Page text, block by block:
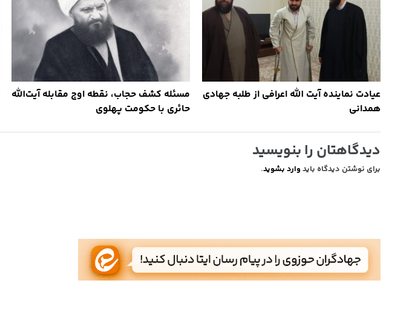
عیادت نماینده آیت الله اعرافی از طلبه جهادی
همدانی
مسئله کشف حجاب، نقطه‌ اوج مقابله آیت‌الله
حائری با حکومت پهلوی
دیدگاهتان را بنویسید
برای نوشتن دیدگاه باید وارد بشوید.